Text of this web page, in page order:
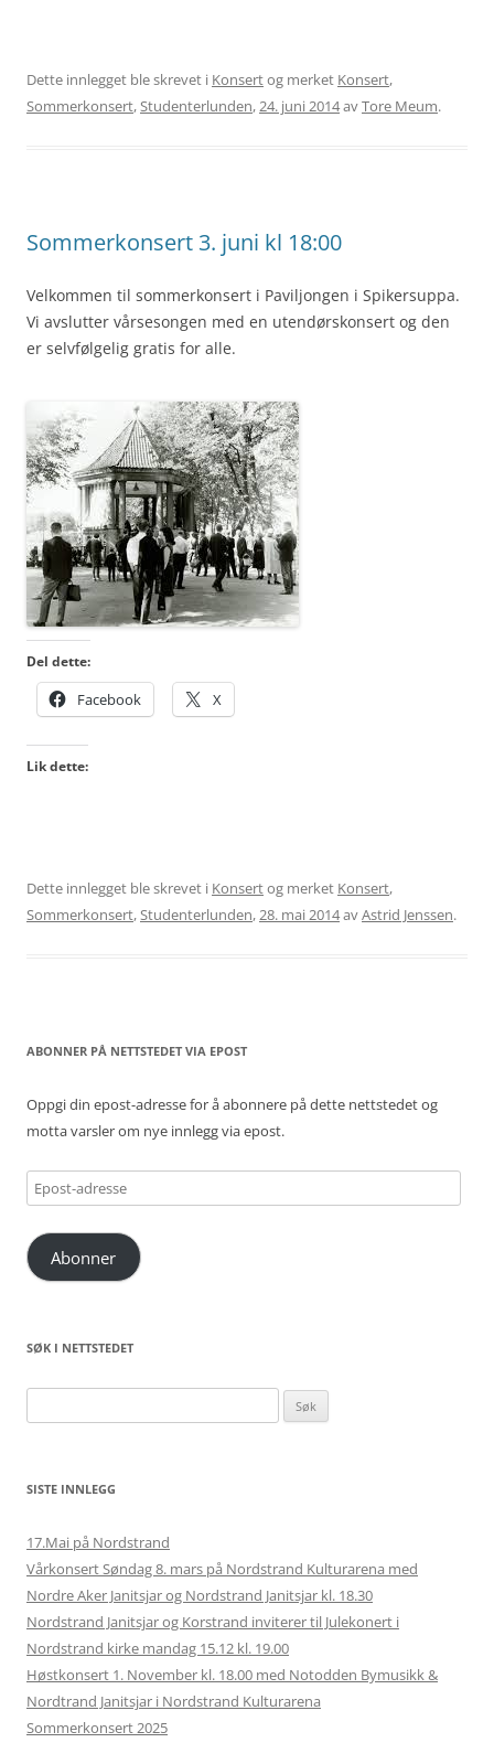
Dette innlegget ble skrevet i Konsertog merket Konsert,
Sommerkonsert,Studenterlunden,24. juni 2014avTore Meum.
Sommerkonsert 3. juni kl 18:00
Velkommen til sommerkonsert i Paviljongen i Spikersuppa.
Vi avslutter vårsesongen med en utendørskonsert og den
er selvfølgelig gratis for alle.
Del dette:
Facebook X
Lik dette:
Dette innlegget ble skrevet i Konsertog merket Konsert,
Sommerkonsert,Studenterlunden,28. mai 2014avAstrid Jenssen.
ABONNER PÅ NETTSTEDET VIA EPOST
Oppgi din epost-adresse for å abonnere på dette nettstedet og
motta varsler om nye innlegg via epost.
Epost-
adresse
Abonner
SØK I NETTSTEDET
etter:
SISTE INNLEGG
17.Mai på Nordstrand
Vårkonsert Søndag 8. mars på Nordstrand Kulturarena med
Nordre Aker Janitsjar og Nordstrand Janitsjar kl. 18.30
Nordstrand Janitsjar og Korstrand inviterer til Julekonert i
Nordstrand kirke mandag 15.12 kl. 19.00
Høstkonsert 1. November kl. 18.00 med Notodden Bymusikk &
Nordtrand Janitsjar i Nordstrand Kulturarena
Sommerkonsert 2025